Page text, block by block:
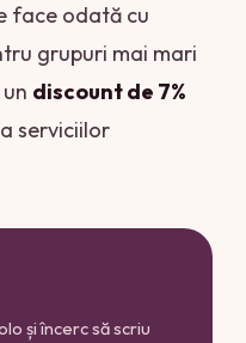
face odată cu
grupuri mai mari
discount de 7%
serviciilor
și încerc să scriu